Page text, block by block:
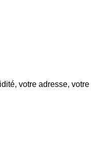
votre adresse, votre